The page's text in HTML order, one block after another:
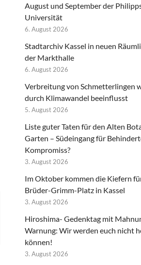
August und September der
Universität
6. August 2026
Stadtarchiv Kassel in neuen
der Markthalle
6. August 2026
Verbreitung von Schmetterlingen
durch Klimawandel beeinflusst
5. August 2026
Liste guter Taten für den Alten
Garten – Südeingang für
Kompromiss?
3. August 2026
Im Oktober kommen die Kiefern
Brüder-Grimm-Platz in Kassel
3. August 2026
Hiroshima- Gedenktag mit
Warnung: Wir werden euch nicht
können!
3. August 2026